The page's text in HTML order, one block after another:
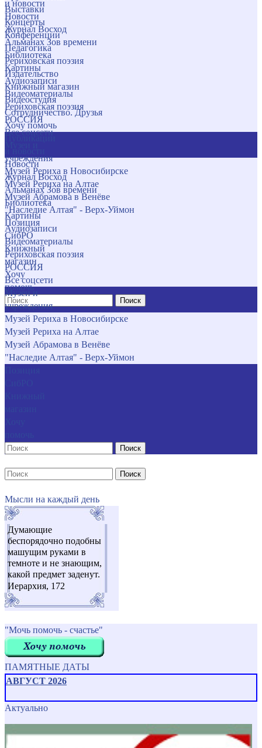
и новости
Новости
Журнал Восход
Альманах Зов времени
Библиотека
Картины
Аудиозаписи
Видеоматериалы
Рериховская поэзия
РОССИЯ
Все соцсети
учреждения
Музей Рериха в Новосибирске
Музей Рериха на Алтае
Музей Абрамова в Венёве
"Наследие Алтая" - Верх-Уймон
Позиция
СибРО
Книжный
магазин
Хочу
помочь
Поиск
Выставки
Концерты
Конференции
Педагогика
Рериховская поэзия
Издательство
Книжный магазин
Видеостудия
Сотрудничество. Друзья
Хочу помочь
Новости
Журнал Восход
Альманах Зов времени
Библиотека
Картины
Аудиозаписи
Видеоматериалы
Рериховская поэзия
РОССИЯ
Все соцсети
Музеи и
учреждения
Музей Рериха в Новосибирске
Музей Рериха на Алтае
Музей Абрамова в Венёве
"Наследие Алтая" - Верх-Уймон
Поиск
Поиск
Мысли на каждый день
Думающие
беспорядочно подобны
машущим руками в
темноте и не знающим,
какой предмет заденут.
Иерархия, 172
"Мочь помочь - счастье"
ПАМЯТНЫЕ ДАТЫ
АВГУСТ 2026
Актуально